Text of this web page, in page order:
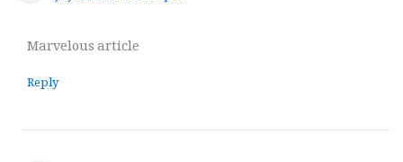
Marvelous article
Reply